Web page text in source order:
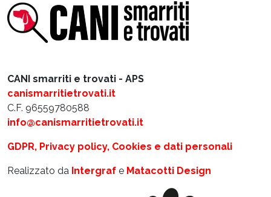
CANI smarriti e trovati - APS
canismarritietrovati.it
C.F. 96559780588
info@canismarritietrovati.it
GDPR, Privacy policy, Cookies e dati personali
Realizzato da Intergraf e Matacotti Design